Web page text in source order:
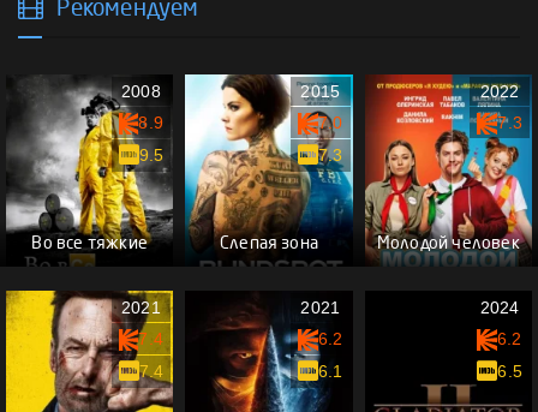
Рекомендуем
Во все тяжкие
2008
8.9
9.5
Слепая зона
2015
7.0
7.3
Молодой человек
2022
7.3
2021
7.4
7.4
2021
6.2
6.1
2024
6.2
6.5